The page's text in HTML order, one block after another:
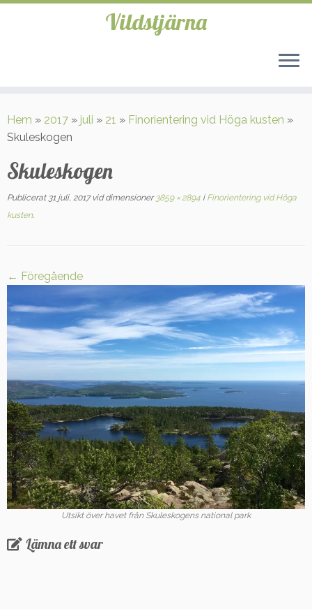
till
innehåll
Vildstjärna
Hem » 2017 » juli » 21 » Finorientering vid Höga kusten »
Skuleskogen
Skuleskogen
Publicerat 31 juli, 2017vid dimensioner3859 × 2894 iFinorientering vid Höga
kusten.
← Föregående
Utsikt över havet från Skuleskogens national park
Lämna ett svar